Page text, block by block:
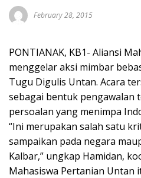
February 28, 2015
PONTIANAK, KB1- Aliansi
menggelar aksi mimbar
Tugu Digulis Untan. Acara
sebagai bentuk pengawalan
persoalan yang menimpa
“Ini merupakan salah satu
sampaikan pada negara
Kalbar,” ungkap Hamidan,
Mahasiswa Pertanian Untan